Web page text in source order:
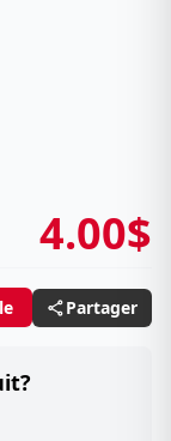
4.00$
Partager